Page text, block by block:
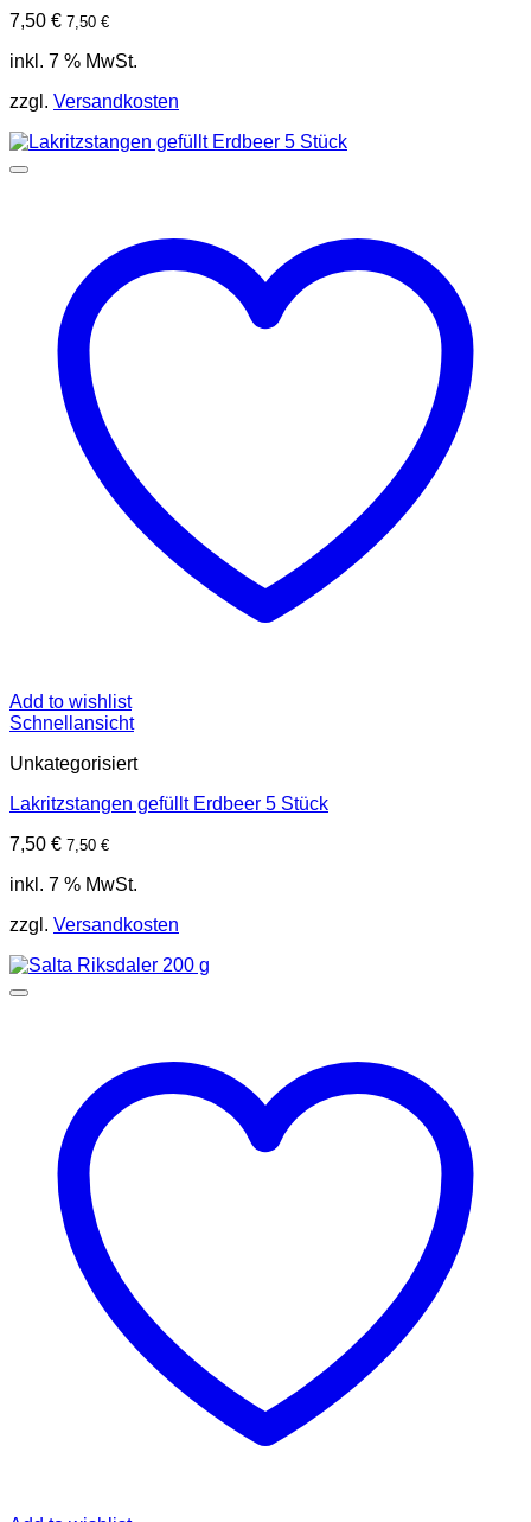
7,50 € 7,50 €
inkl. 7 % MwSt.
zzgl. Versandkosten
Add to wishlist
Schnellansicht
Unkategorisiert
Lakritzstangen gefüllt Erdbeer 5 Stück
7,50 € 7,50 €
inkl. 7 % MwSt.
zzgl. Versandkosten